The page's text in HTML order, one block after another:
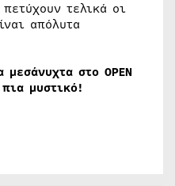
τελικά οι
απόλυτα
στο OPEN
μυστικό!